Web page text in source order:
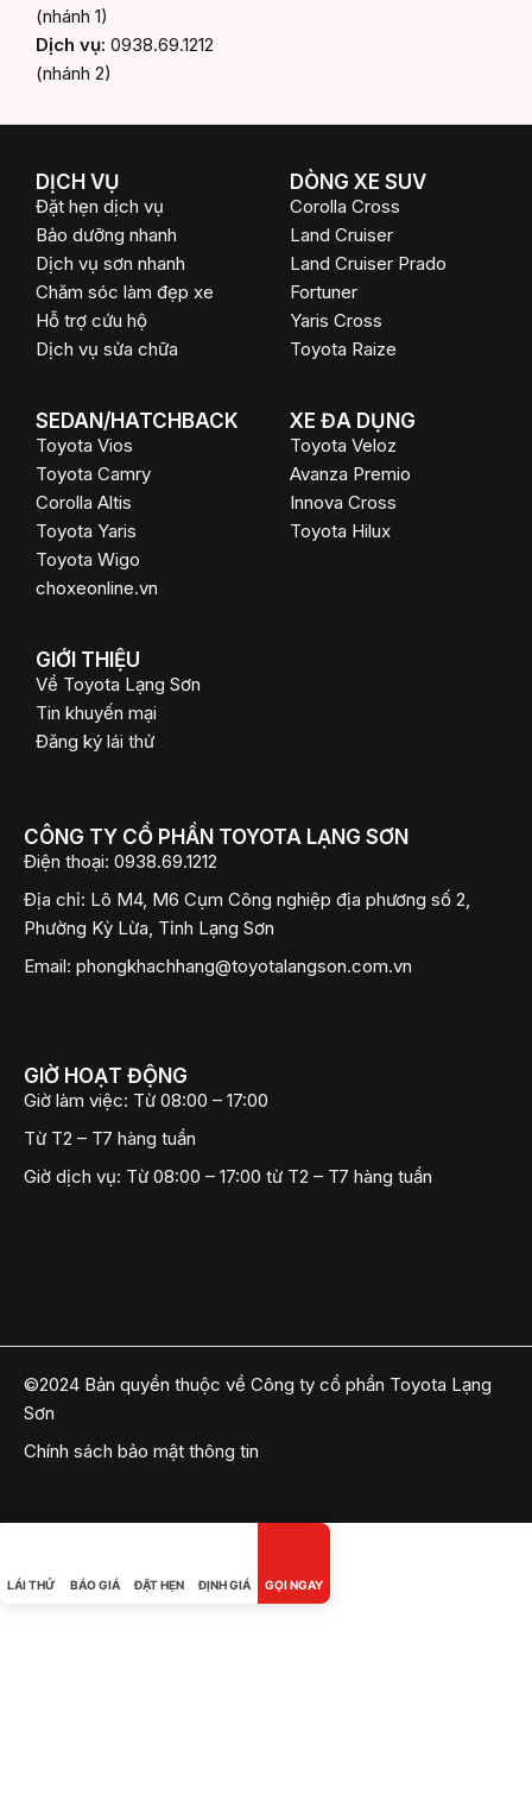
(nhánh 1)
Dịch vụ: 0938.69.1212
(nhánh 2)
DỊCH VỤ
Đặt hẹn dịch vụ
Bảo dưỡng nhanh
Dịch vụ sơn nhanh
Chăm sóc làm đẹp xe
Hỗ trợ cứu hộ
Dịch vụ sửa chữa
DÒNG XE SUV
Corolla Cross
Land Cruiser
Land Cruiser Prado
Fortuner
Yaris Cross
Toyota Raize
SEDAN/HATCHBACK
Toyota Vios
Toyota Camry
Corolla Altis
Toyota Yaris
Toyota Wigo
choxeonline.vn
XE ĐA DỤNG
Toyota Veloz
Avanza Premio
Innova Cross
Toyota Hilux
GIỚI THIỆU
Về Toyota Lạng Sơn
Tin khuyến mại
Đăng ký lái thử
CÔNG TY CỔ PHẦN TOYOTA LẠNG SƠN
Điện thoại: 0938.69.1212
Địa chỉ: Lô M4, M6 Cụm Công nghiệp địa phương số 2,
Phường Kỳ Lừa, Tỉnh Lạng Sơn
Email: phongkhachhang@toyotalangson.com.vn
GIỜ HOẠT ĐỘNG
Giờ làm việc: Từ 08:00 – 17:00
Từ T2 – T7 hàng tuần
Giờ dịch vụ: Từ 08:00 – 17:00 từ T2 – T7 hàng tuần
©2024 Bản quyền thuộc về Công ty cổ phần Toyota Lạng
Sơn
Chính sách bảo mật thông tin
LÁI THỬ BÁO GIÁ ĐẶT HẸN ĐỊNH GIÁ GỌI NGAY